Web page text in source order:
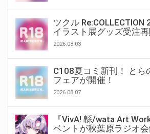
ツクル Re:COLLECTION
イラスト展グッズ受注再
2026.08.03
C108夏コミ新刊！ とら
フェアが開催！
2026.08.07
『VivA! 緜/wata Art
ベントが秋葉原ラジオ会